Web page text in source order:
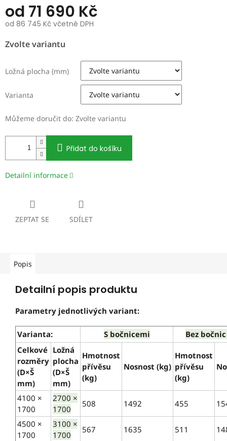
od 71 690 Kč
od 86 745 Kč včetně DPH
cena:
Zvolte variantu
Ložná plocha (mm)
Varianta
Můžeme doručit do: Zvolte variantu
Přidat do košíku
Detailní informace
ZEPTAT SE SDÍLET
Popis
Detailní popis produktu
Parametry jednotlivých variant:
Varianta: S bočnicemi
Bez
Celkové
rozměry
(D×Š
mm)
Ložná
plocha
(D×Š
mm)
Hmotnost
přívěsu
(kg)
Nosnost (kg)
Hmotnost
přívěsu
(kg)
4100 ×
1700
2700 ×
1700
508 1492 455
4500 ×
1700
3100 ×
1700
567 1635 511